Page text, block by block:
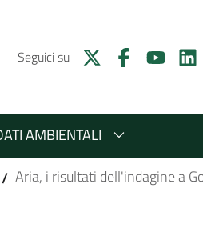
Seguici su
AMBIENTALI
/ Aria, i risultati dell'indagine a